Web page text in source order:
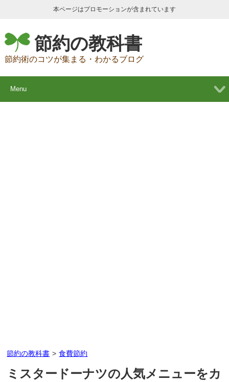
本ページはプロモーションが含まれています
節約の教科書
節約術のコツが集まる・わかるブログ
Menu
節約の教科書 > 食費節約
ミスタードーナツの人気メニューをカ